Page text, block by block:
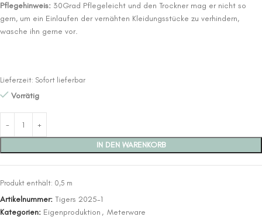
Pflegehinweis: 30Grad Pflegeleicht und den Trockner mag er nicht so
gern, um ein Einlaufen der vernähten Kleidungsstücke zu verhindern,
wasche ihn gerne vor.
Lieferzeit: Sofort lieferbar
Vorrätig
IN DEN WARENKORB
Produkt enthält: 0,5 m
Artikelnummer: Tigers 2025-1
Kategorien: Eigenproduktion , Meterware